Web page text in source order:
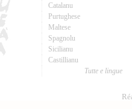
Catalanu
Purtughese
Maltese
Spagnolu
Sicilianu
Castillianu
Tutte e lingue